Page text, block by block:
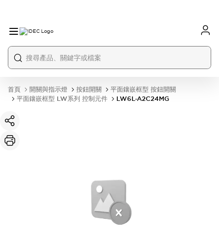
首頁 開關與指示燈 按鈕開關
平面鑲嵌框型 按鈕開關
平面鑲嵌框型 LW系列 控制元件
LW6L-A2C24MG